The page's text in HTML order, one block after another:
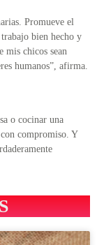
Promueve el
bien hecho y
mis chicos sean
humanos”, afirma.
o cocinar una
compromiso. Y